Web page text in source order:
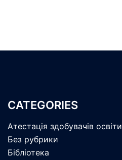
CATEGORIES
Атестація здобувачів освіти
Без рубрики
Бібліотека